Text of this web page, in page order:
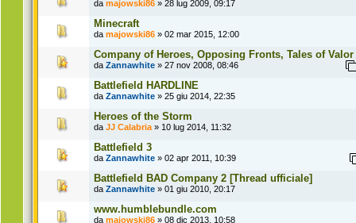
da majowski86 » 28 lug 2009, 09:17
Minecraft
da majowski86 » 02 mar 2015, 12:00
Company of Heroes, Opposing Fronts, Tales of Valor
da Zannawhite » 27 nov 2008, 08:46
Battlefield HARDLINE
da Zannawhite » 25 giu 2014, 22:35
Heroes of the Storm
da JJ Calabria » 10 lug 2014, 11:32
Battlefield 3
da Zannawhite » 02 apr 2011, 10:39
Battlefield BAD Company 2 [Thread ufficiale]
da Zannawhite » 01 giu 2010, 20:17
www.humblebundle.com
da majowski86 » 08 dic 2013, 10:58